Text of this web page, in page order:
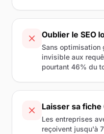
Oublier le SEO
Sans optimisation
invisible aux
pourtant 46% du
Laisser sa fiche
Les entreprises
reçoivent jusqu'à